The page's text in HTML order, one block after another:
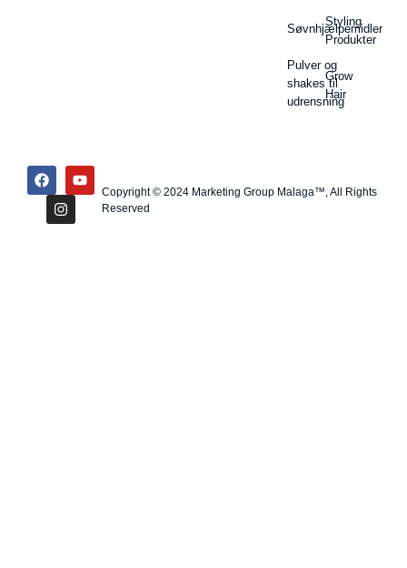
Søvnhjælpemidler
Pulver og
shakes til
udrensning
Styling
Produkter
Grow
Hair
Copyright © 2024 Marketing Group Malaga™, All Rights
Reserved